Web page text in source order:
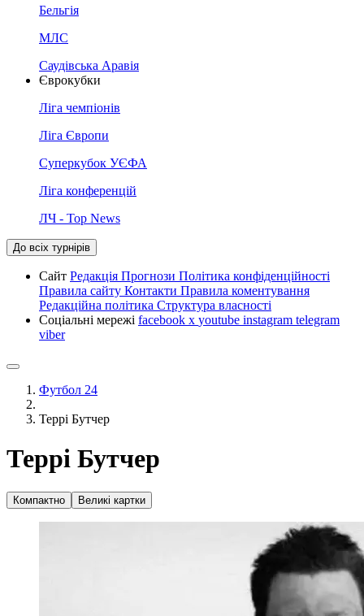
Бельгія
МЛС
Саудівська Аравія
Єврокубки
Ліга чемпіонів
Ліга Європи
Суперкубок УЄФА
Ліга конференцій
ЛЧ - Top News
До всіх турнірів
Сайт Редакція Прогнози Політика конфіденційності
Правила сайту Контакти Правила коментування
Редакційна політика Структура власності
Соціальні мережі facebook x youtube instagram telegram
viber
Футбол 24
Террі Бутчер
Террі Бутчер
Компактно Великі картки